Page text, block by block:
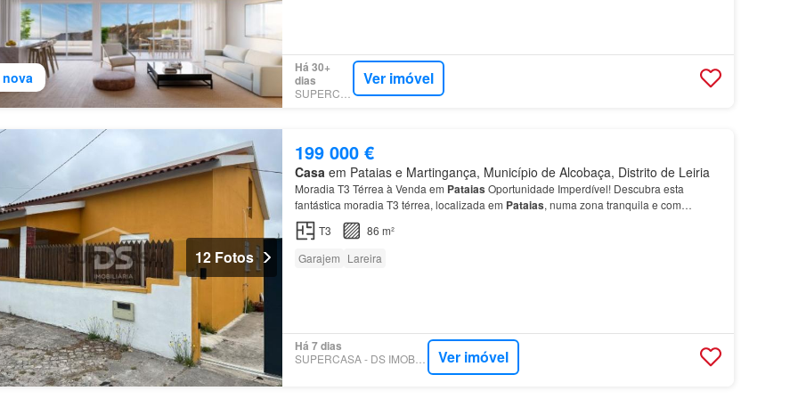
Há 30+
dias
Ver imóvel
12 Fotos
199 000 €
Casa em Pataias e Martingança, Município de Alcobaça, Distrito de Leiria
Moradia T3 Térrea à Venda em Pataias Oportunidade Imperdível! Descubra esta
fantástica moradia T3 térrea, localizada em Pataias, numa zona tranquila e com
excelente acesso a Marinha Grande, Leiria e Alcobaça.…
T3
86 m²
Garajem Lareira
Há 7 dias
SUPERCASA - DS IMOBILIÁRIA LEIRIA Ver imóvel